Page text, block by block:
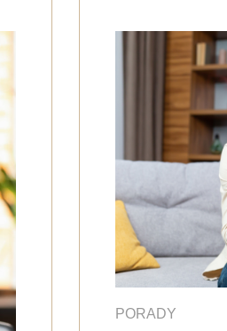
PORADY